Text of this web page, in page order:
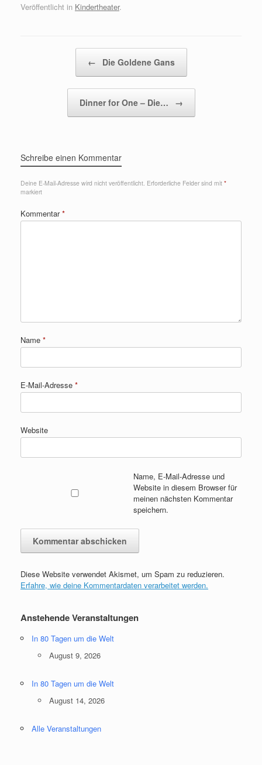
Veröffentlicht in Kindertheater.
← Die Goldene Gans
Dinner for One – Die… →
Schreibe einen Kommentar
Deine E-Mail-Adresse wird nicht veröffentlicht. Erforderliche Felder sind mit *
markiert
Kommentar*
Name *
E-Mail-Adresse *
Website
Name, E-Mail-Adresse und
Website in diesem Browser für
meinen nächsten Kommentar
speichern.
Diese Website verwendet Akismet, um Spam zu reduzieren.
Erfahre, wie deine Kommentardaten verarbeitet werden.
Anstehende Veranstaltungen
In 80 Tagen um die Welt
August 9, 2026
In 80 Tagen um die Welt
August 14, 2026
Alle Veranstaltungen